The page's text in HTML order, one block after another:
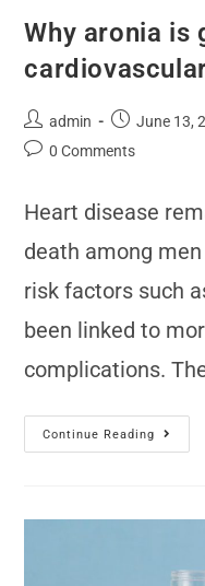
Why aronia is
admin June 13,
0 Comments
Heart disease
death among
risk factors such
been linked to
complications.
Continue Reading